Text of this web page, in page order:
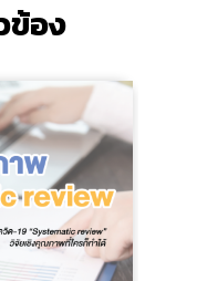
ข้อง